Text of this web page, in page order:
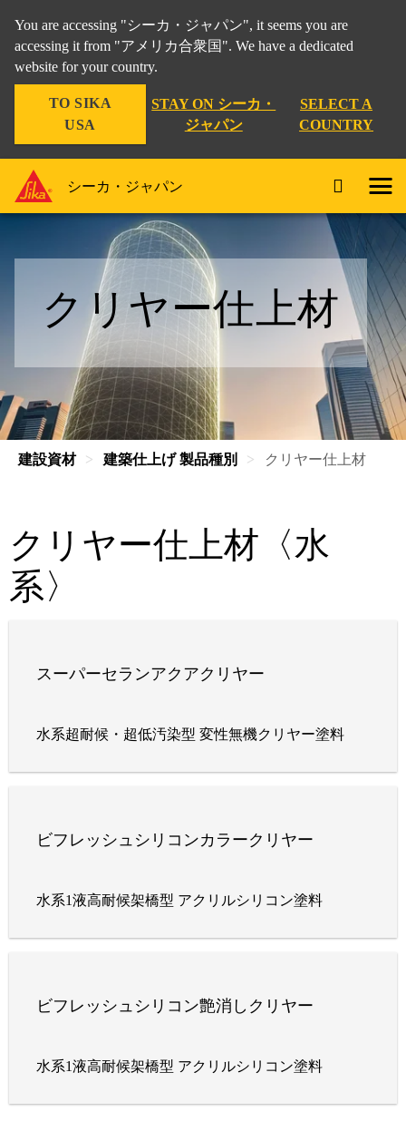
You are accessing "シーカ・ジャパン", it seems you are
accessing it from "アメリカ合衆国". We have a dedicated
website for your country.
TO SIKA
USA
STAY ON シーカ・
ジャパン
SELECT A
COUNTRY
シーカ・ジャパン
クリヤー仕上材
建設資材 建築仕上げ 製品種別 クリヤー仕上材
クリヤー仕上材〈水
系〉
スーパーセランアクアクリヤー
水系超耐候・超低汚染型 変性無機クリヤー塗料
ビフレッシュシリコンカラークリヤー
水系1液高耐候架橋型 アクリルシリコン塗料
ビフレッシュシリコン艶消しクリヤー
水系1液高耐候架橋型 アクリルシリコン塗料